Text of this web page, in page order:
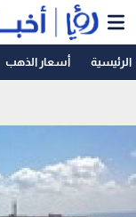
الرئيسية أسعار الذهب